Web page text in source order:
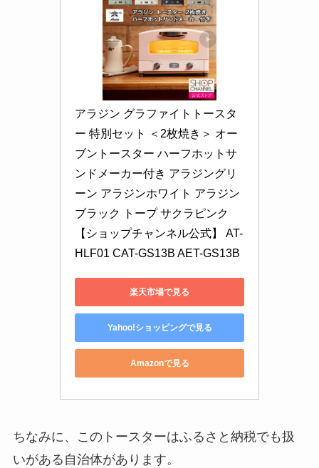
アラジン グラファイトトースタ
ー 特別セット ＜2枚焼き＞ オー
ブントースター ハーフホットサ
ンドメーカー付き アラジングリ
ーン アラジンホワイト アラジン
ブラック トープ サクラピンク
【ショップチャンネル公式】 AT-
HLF01 CAT-GS13B AET-GS13B
楽天市場で見る
Yahoo!ショッピングで見る
Amazonで見る
ちなみに、このトースターはふるさと納税でも扱
いがある自治体があります。